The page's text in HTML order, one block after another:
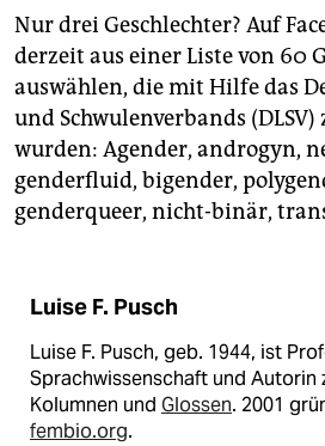
Nur drei Geschlechter? Auf
derzeit aus einer Liste von 60
auswählen, die mit Hilfe das
und Schwulenverbands
wurden: Agender, androgyn,
genderfluid, bigender,
genderqueer, nicht-binär,
Luise F. Pusch
Luise F. Pusch, geb. 1944, ist
Sprachwissenschaft und Autorin
Kolumnen und Glossen. 2001
fembio.org.